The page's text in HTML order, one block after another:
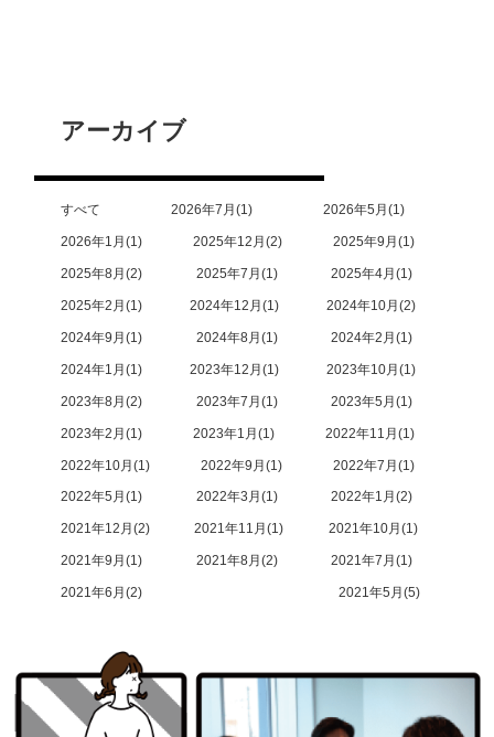
アーカイブ
すべて 2026年7月 1 2026年5月 1
2026年1月 1 2025年12月 2 2025年9月 1
2025年8月 2 2025年7月 1 2025年4月 1
2025年2月 1 2024年12月 1 2024年10月 2
2024年9月 1 2024年8月 1 2024年2月 1
2024年1月 1 2023年12月 1 2023年10月 1
2023年8月 2 2023年7月 1 2023年5月 1
2023年2月 1 2023年1月 1 2022年11月 1
2022年10月 1 2022年9月 1 2022年7月 1
2022年5月 1 2022年3月 1 2022年1月 2
2021年12月 2 2021年11月 1 2021年10月 1
2021年9月 1 2021年8月 2 2021年7月 1
2021年6月 2 2021年5月 5